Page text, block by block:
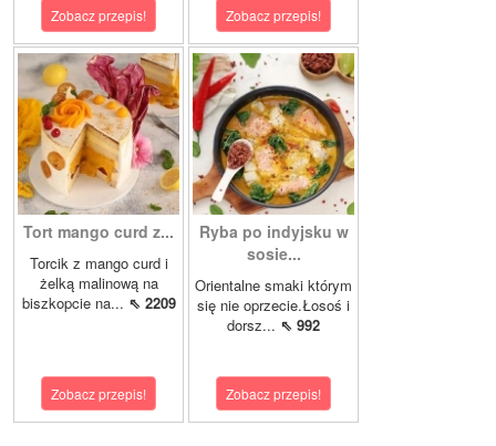
Zobacz przepis! Zobacz przepis!
Tort mango curd z...
Torcik z mango curd i
żelką malinową na
biszkopcie na... ⇖ 2209
Zobacz przepis!
Ryba po indyjsku w
sosie...
Orientalne smaki którym
się nie oprzecie.Łosoś i
dorsz... ⇖ 992
Zobacz przepis!